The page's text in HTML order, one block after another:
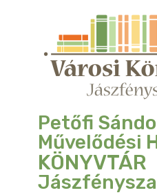
Petőfi
Művelődési
KÖNYVTÁR